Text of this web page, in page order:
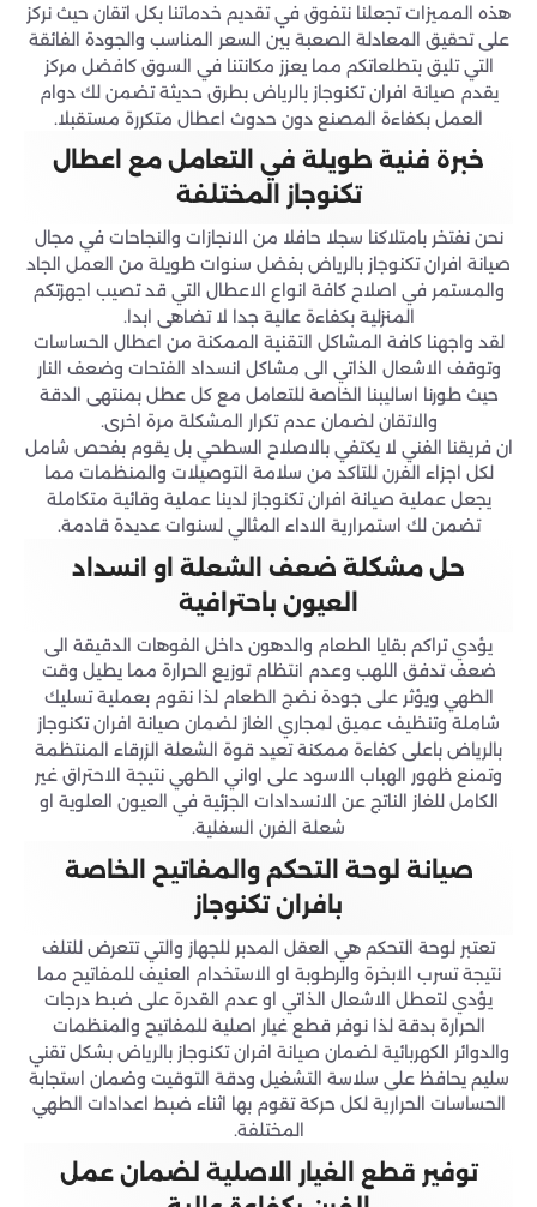
هذه المميزات تجعلنا نتفوق في تقديم خدماتنا بكل اتقان حيث نركز
على تحقيق المعادلة الصعبة بين السعر المناسب والجودة الفائقة
التي تليق بتطلعاتكم مما يعزز مكانتنا في السوق كافضل مركز
يقدم صيانة افران تكنوجاز بالرياض بطرق حديثة تضمن لك دوام
العمل بكفاءة المصنع دون حدوث اعطال متكررة مستقبلا.
خبرة فنية طويلة في التعامل مع اعطال
تكنوجاز المختلفة
نحن نفتخر بامتلاكنا سجلا حافلا من الانجازات والنجاحات في مجال
صيانة افران تكنوجاز بالرياض بفضل سنوات طويلة من العمل الجاد
والمستمر في اصلاح كافة انواع الاعطال التي قد تصيب اجهزتكم
المنزلية بكفاءة عالية جدا لا تضاهى ابدا.
لقد واجهنا كافة المشاكل التقنية الممكنة من اعطال الحساسات
وتوقف الاشعال الذاتي الى مشاكل انسداد الفتحات وضعف النار
حيث طورنا اساليبنا الخاصة للتعامل مع كل عطل بمنتهى الدقة
والاتقان لضمان عدم تكرار المشكلة مرة اخرى.
ان فريقنا الفني لا يكتفي بالاصلاح السطحي بل يقوم بفحص شامل
لكل اجزاء الفرن للتاكد من سلامة التوصيلات والمنظمات مما
يجعل عملية صيانة افران تكنوجاز لدينا عملية وقائية متكاملة
تضمن لك استمرارية الاداء المثالي لسنوات عديدة قادمة.
حل مشكلة ضعف الشعلة او انسداد
العيون باحترافية
يؤدي تراكم بقايا الطعام والدهون داخل الفوهات الدقيقة الى
ضعف تدفق اللهب وعدم انتظام توزيع الحرارة مما يطيل وقت
الطهي ويؤثر على جودة نضج الطعام لذا نقوم بعملية تسليك
شاملة وتنظيف عميق لمجاري الغاز لضمان صيانة افران تكنوجاز
بالرياض باعلى كفاءة ممكنة تعيد قوة الشعلة الزرقاء المنتظمة
وتمنع ظهور الهباب الاسود على اواني الطهي نتيجة الاحتراق غير
الكامل للغاز الناتج عن الانسدادات الجزئية في العيون العلوية او
شعلة الفرن السفلية.
صيانة لوحة التحكم والمفاتيح الخاصة
بافران تكنوجاز
تعتبر لوحة التحكم هي العقل المدبر للجهاز والتي تتعرض للتلف
نتيجة تسرب الابخرة والرطوبة او الاستخدام العنيف للمفاتيح مما
يؤدي لتعطل الاشعال الذاتي او عدم القدرة على ضبط درجات
الحرارة بدقة لذا نوفر قطع غيار اصلية للمفاتيح والمنظمات
والدوائر الكهربائية لضمان صيانة افران تكنوجاز بالرياض بشكل تقني
سليم يحافظ على سلاسة التشغيل ودقة التوقيت وضمان استجابة
الحساسات الحرارية لكل حركة تقوم بها اثناء ضبط اعدادات الطهي
المختلفة.
توفير قطع الغيار الاصلية لضمان عمل